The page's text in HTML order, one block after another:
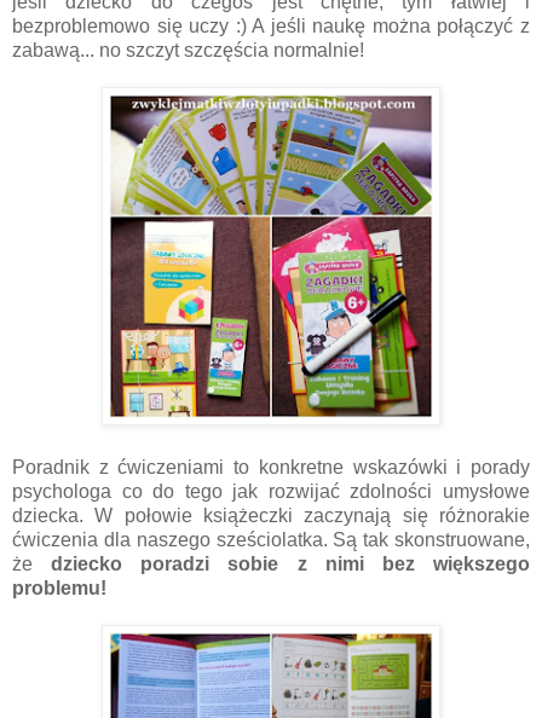
bezproblemowo się uczy :) A jeśli naukę można połączyć z
zabawą... no szczyt szczęścia normalnie!
Poradnik z ćwiczeniami to konkretne wskazówki i porady
psychologa co do tego jak rozwijać zdolności umysłowe
dziecka. W połowie książeczki zaczynają się różnorakie
ćwiczenia dla naszego sześciolatka. Są tak skonstruowane,
żedziecko poradzi sobie z nimi bez większego
problemu!